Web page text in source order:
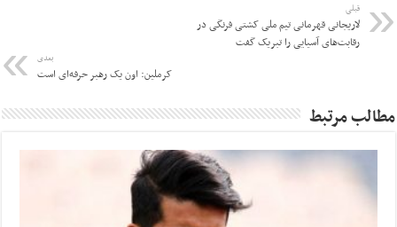
قبلی
لاریجانی قهرمانی تیم ملی کشتی فرنگی در
رقابت‌های آسیایی را تبریک گفت
بعدی
کرملین: اون یک رهبر حرفه‌ای است
مطالب مرتبط